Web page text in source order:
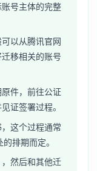
账号主体的完整
以从腾讯官网
移相关的账号
件，前往公证
证签署过程。
这个过程通常
排期而定。
然后和其他迁